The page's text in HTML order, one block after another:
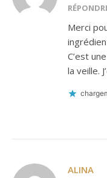
Merci
C’est
la veille.
ALINA